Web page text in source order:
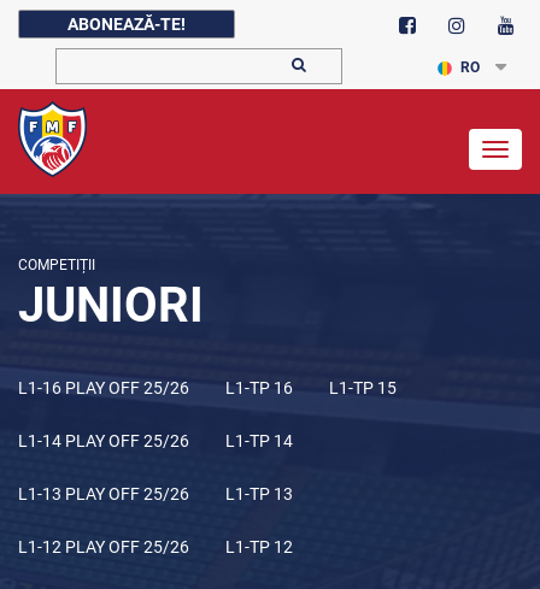
ABONEAZĂ-TE!
RO
COMPETIȚII
JUNIORI
L1-16 PLAY OFF 25/26 L1-TP 16 L1-TP 15
L1-14 PLAY OFF 25/26 L1-TP 14
L1-13 PLAY OFF 25/26 L1-TP 13
L1-12 PLAY OFF 25/26 L1-TP 12